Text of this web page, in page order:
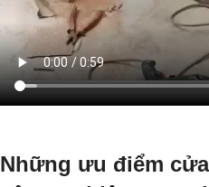
Những ưu điểm